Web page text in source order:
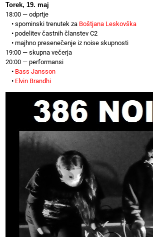
Torek, 19. maj
18:00 — odprtje
• spominski trenutek za Boštjana Leskovška
• podelitev častnih članstev C2
• majhno presenečenje iz noise skupnosti
19:00 — skupna večerja
20:00 — performansi
• Bass Jansson
• Elvin Brandhi